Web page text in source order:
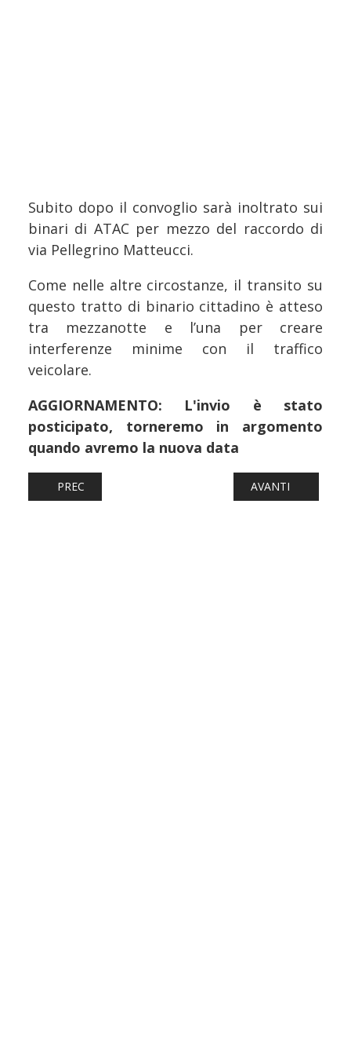
Subito dopo il convoglio sarà inoltrato sui
binari di ATAC per mezzo del raccordo di
via Pellegrino Matteucci.
Come nelle altre circostanze, il transito su
questo tratto di binario cittadino è atteso
tra mezzanotte e l’una per creare
interferenze minime con il traffico
veicolare.
AGGIORNAMENTO: L'invio è stato
posticipato, torneremo in argomento
quando avremo la nuova data
ARTICOLO PRECEDENTE: FERROVIE: MOLISE ISOLATO,
PREC ARTICOLO
AVANTI